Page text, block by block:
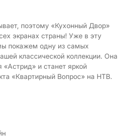
поэтому «Кухонный Двор»
экранах страны! Уже в эту
покажем одну из самых
классической коллекции. Она
«Астрид» и станет яркой
«Квартирный Вопрос» на НТВ.